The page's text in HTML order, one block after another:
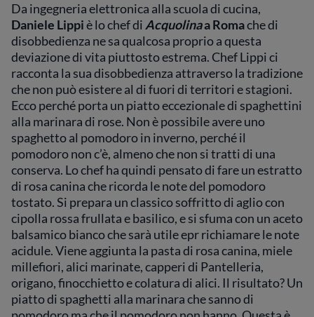
Da ingegneria elettronica alla scuola di cucina,
Daniele Lippiè lo chef di Acquolinaa Romache di
disobbedienza ne sa qualcosa proprio a questa
deviazione di vita piuttosto estrema. Chef Lippi ci
racconta la sua disobbedienza attraverso la tradizione
che non può esistere al di fuori di territori e stagioni.
Ecco perché porta un piatto eccezionale di spaghettini
alla marinara di rose. Non è possibile avere uno
spaghetto al pomodoro in inverno, perché il
pomodoro non c’è, almeno che non si tratti di una
conserva. Lo chef ha quindi pensato di fare un estratto
di rosa canina che ricorda le note del pomodoro
tostato. Si prepara un classico soffritto di aglio con
cipolla rossa frullata e basilico, e si sfuma con un aceto
balsamico bianco che sarà utile epr richiamare le note
acidule. Viene aggiunta la pasta di rosa canina, miele
millefiori, alici marinate, capperi di Pantelleria,
origano, finocchietto e colatura di alici. Il risultato? Un
piatto di spaghetti alla marinara che sanno di